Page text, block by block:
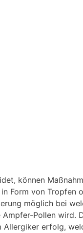
können
Form von Tropfen
möglich bei
Pollen wird.
Allergiker erfolg,